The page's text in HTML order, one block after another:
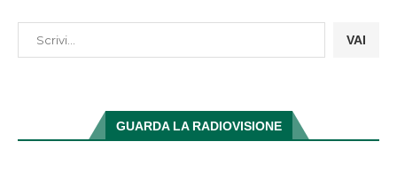
VAI
GUARDA LA RADIOVISIONE